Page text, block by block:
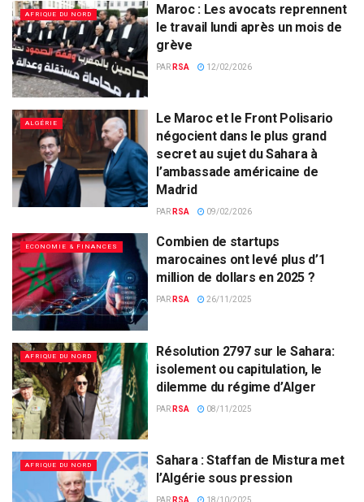
AFRIQUE DU NORD
Maroc : Les avocats reprennent
le travail lundi après un mois de
grève
PAR RSA 12/02/2026
ALGÉRIE
Le Maroc et le Front Polisario
négocient dans le plus grand
secret au sujet du Sahara à
l’ambassade américaine de
Madrid
PAR RSA 09/02/2026
ECONOMIE & FINANCES
Combien de startups
marocaines ont levé plus d’1
million de dollars en 2025 ?
PAR RSA 26/11/2025
AFRIQUE DU NORD
Résolution 2797 sur le Sahara:
isolement ou capitulation, le
dilemme du régime d’Alger
PAR RSA 08/11/2025
AFRIQUE DU NORD
Sahara : Staffan de Mistura met
l’Algérie sous pression
PAR RSA 18/10/2025